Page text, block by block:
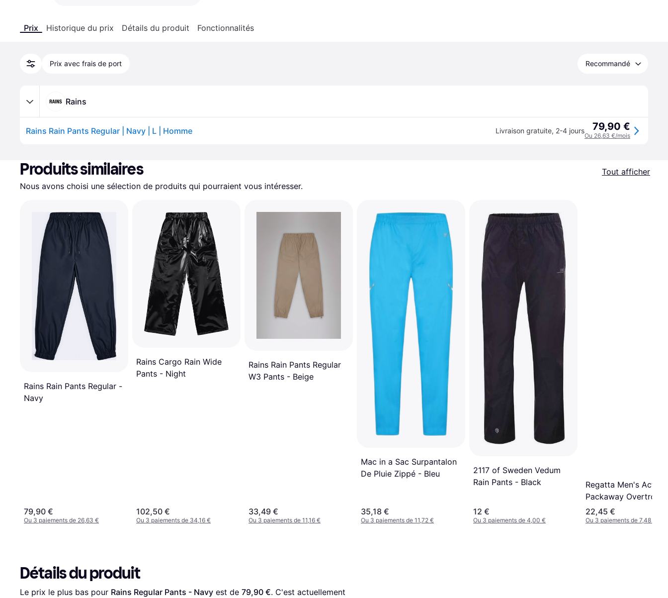
Prix Historique du prix Détails du produit Fonctionnalités
Prix avec frais de port Recommandé
Rains
Rains Rain Pants Regular | Navy | L | Homme Livraison gratuite, 2-4 jours 79,90 €
Ou 26,63 €/mois
Produits similaires
Tout afficher
Nous avons choisi une sélection de produits qui pourraient vous intéresser.
Rains Rain Pants Regular -
Navy
79,90 €
Ou 3 paiements de 26,63 €
Rains Cargo Rain Wide
Pants - Night
102,50 €
Ou 3 paiements de 34,16 €
Rains Rain Pants Regular
W3 Pants - Beige
33,49 €
Ou 3 paiements de 11,16 €
Mac in a Sac Surpantalon
De Pluie Zippé - Bleu
35,18 €
Ou 3 paiements de 11,72 €
2117 of Sweden Vedum
Rain Pants - Black
12 €
Ou 3 paiements de 4,00 €
Regatta Men's Active
Packaway
22,45 €
Ou 3 paiements de 7,48 €
Détails du produit
Le prix le plus bas pour Rains Regular Pants - Navy est de 79,90 €. C'est actuellement